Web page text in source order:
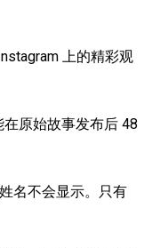
上的精彩观
原始故事发布后 48
名不会显示。只有